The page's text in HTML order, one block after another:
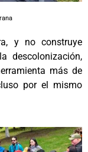
y no construye
descolonización,
más de
por el mismo